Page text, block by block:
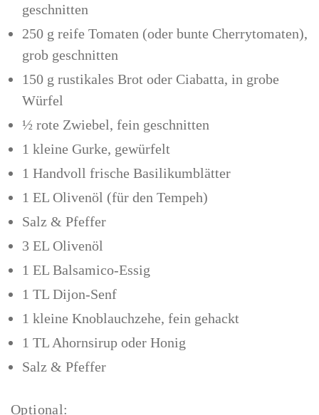
geschnitten
250 g reife Tomaten (oder bunte Cherrytomaten),
grob geschnitten
150 g rustikales Brot oder Ciabatta, in grobe
Würfel
½ rote Zwiebel, fein geschnitten
1 kleine Gurke, gewürfelt
1 Handvoll frische Basilikumblätter
1 EL Olivenöl (für den Tempeh)
Salz & Pfeffer
3 EL Olivenöl
1 EL Balsamico-Essig
1 TL Dijon-Senf
1 kleine Knoblauchzehe, fein gehackt
1 TL Ahornsirup oder Honig
Salz & Pfeffer
Optional: